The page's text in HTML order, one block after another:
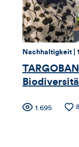
Thema:
Nachhaltigkeit |
Zähler
Anzahl
1.695